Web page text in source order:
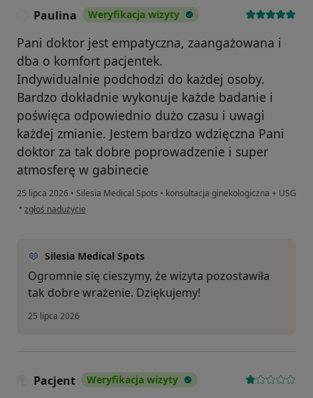
Paulina Weryfikacja wizyty
Pani doktor jest empatyczna, zaangażowana i
dba o komfort pacjentek.
Indywidualnie podchodzi do każdej osoby.
Bardzo dokładnie wykonuje każde badanie i
poświęca odpowiednio dużo czasu i uwagi
każdej zmianie. Jestem bardzo wdzięczna Pani
doktor za tak dobre poprowadzenie i super
atmosferę w gabinecie
25 lipca 2026 • Silesia Medical Spots • konsultacja ginekologiczna + USG
• w opinii użytkownika Paulina
zgłoś nadużycie
Silesia Medical Spots
Ogromnie się cieszymy, że wizyta pozostawiła
tak dobre wrażenie. Dziękujemy!
25 lipca 2026
Pacjent Weryfikacja wizyty